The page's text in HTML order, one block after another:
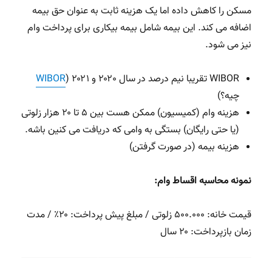
مسکن را کاهش داده اما یک هزینه ثابت به عنوان حق بیمه
اضافه می کند. این بیمه شامل بیمه بیکاری برای پرداخت وام
نیز می شود.
WIBOR تقریبا نیم درصد در سال ۲۰۲۰ و ۲۰۲۱ (
WIBOR
چیه؟)
هزینه وام (کمیسیون) ممکن هست بین ۵ تا ۲۰ هزار زلوتی
(یا حتی رایگان) بستگی به وامی که دریافت می کنین باشه.
هزینه بیمه (در صورت گرفتن)
نمونه محاسبه اقساط وام:
قیمت خانه: ۵۰۰.۰۰۰ زلوتی / مبلغ پیش پرداخت: ۲۰٪ / مدت
زمان بازپرداخت: ۲۰ سال